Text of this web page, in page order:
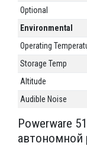
Optional
Environmental
Operating
Storage Temp
Altitude
Audible Noise
Powerware
автономной